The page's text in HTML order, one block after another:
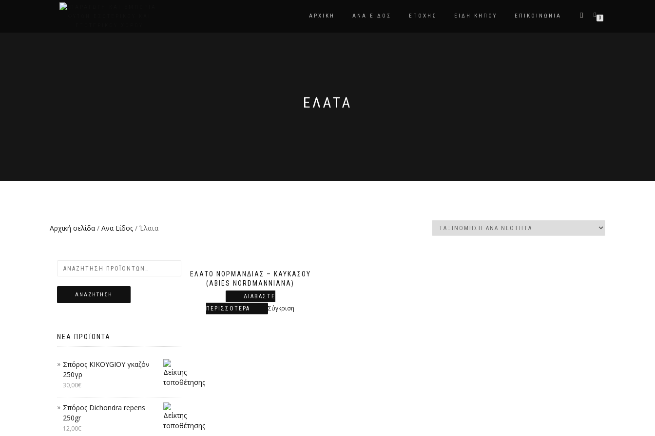
ΑΡΧΙΚΗ ΑΝΑ ΕΊΔΟΣ ΕΠΟΧΉΣ ΕΙΔΗ ΚΉΠΟΥ ΕΠΙΚΟΙΝΩΝΊΑ 0
ΈΛΑΤΑ
Αρχική σελίδα / Ανα Είδος / Έλατα
ΈΛΑΤΟ ΝΟΡΜΑΝΔΊΑΣ – ΚΑΥΚΆΣΟΥ
(ABIES NORDMANNIANA)
ΔΙΑΒΆΣΤΕ
ΠΕΡΙΣΣΌΤΕΡΑ
Σύγκριση
ΑΝΑΖΉΤΗΣΗ
ΝΈΑ ΠΡΟΪΌΝΤΑ
Σπόρος KIKOYGIOY γκαζόν
250γρ
30,00€
Σπόρος Dichondra repens
250gr
12,00€